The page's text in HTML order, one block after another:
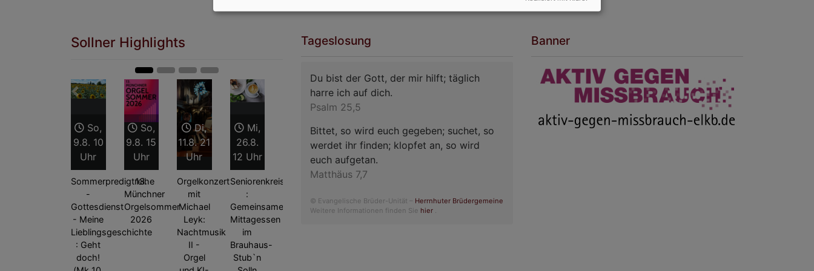
Sollner Highlights
So,
9.8. 10
Uhr
Sommerpredigtreihe
-
Gottesdienst
- Meine
Lieblingsgeschichte
: Geht
doch!
So,
9.8. 15
Uhr
13.
Münchner
Orgelsommer
2026
Di,
11.8. 21
Uhr
Orgelkonzert
mit
Michael
Leyk:
Nachtmusik
II -
Orgel
Mi,
26.8.
12 Uhr
Seniorenkreis
:
Gemeinsames
Mittagessen
im
Brauhaus-
Stub`n
Zurück
Tageslosung
Du bist der Gott, der mir hilft; täglich
harre ich auf dich.
Psalm 25,5
Bittet, so wird euch gegeben; suchet, so
werdet ihr finden; klopfet an, so wird
euch aufgetan.
Matthäus 7,7
© Evangelische Brüder-Unität – Herrnhuter Brüdergemeine
Weitere Informationen finden Sie hier .
Banner